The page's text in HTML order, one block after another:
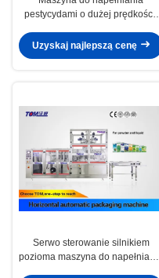
pestycydami o dużej prędkości,
napełniania i uszczelniania
Uzyskaj najlepszą cenę
Serwo sterowanie silnikiem
pozioma maszyna do napełniania